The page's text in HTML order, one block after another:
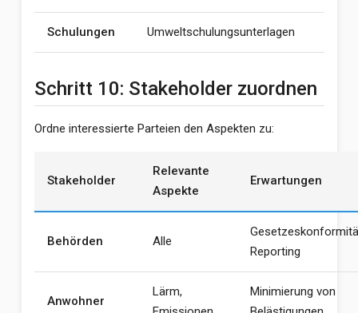
Schulungen Umweltschulungsunterlagen
Schritt 10: Stakeholder zuordnen
Ordne interessierte Parteien den Aspekten zu:
Stakeholder
Relevante
Aspekte
Erwartungen
Behörden Alle
Reporting
Anwohner
Lärm,
Minimierung von